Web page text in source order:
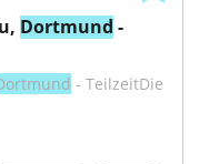
Dortmund
- TeilzeitDie